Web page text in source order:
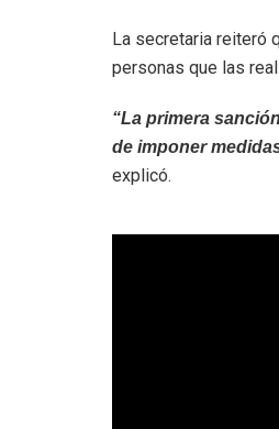
La secretaria reiteró
personas que las
“La primera
de imponer
explicó.